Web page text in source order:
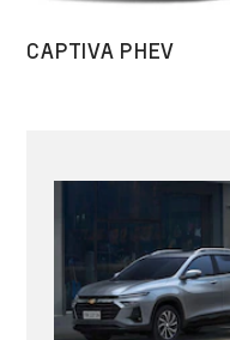
CAPTIVA PHEV